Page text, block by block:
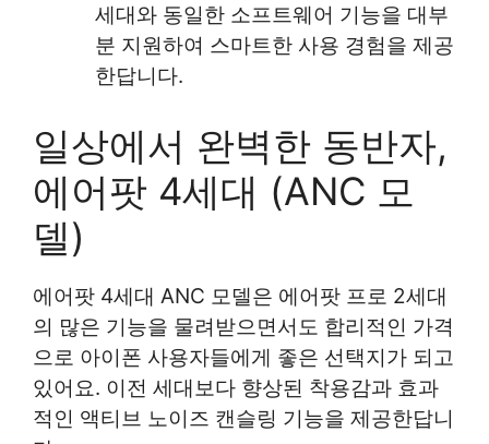
세대와 동일한 소프트웨어 기능을 대부
분 지원하여 스마트한 사용 경험을 제공
한답니다.
일상에서 완벽한 동반자,
에어팟 4세대 (ANC 모
델)
에어팟 4세대 ANC 모델은 에어팟 프로 2세대
의 많은 기능을 물려받으면서도 합리적인 가격
으로 아이폰 사용자들에게 좋은 선택지가 되고
있어요. 이전 세대보다 향상된 착용감과 효과
적인 액티브 노이즈 캔슬링 기능을 제공한답니